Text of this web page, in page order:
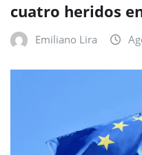
cuatro heridos
Emiliano Lira